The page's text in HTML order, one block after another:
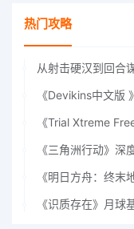
热门攻略
《Devikins中文版